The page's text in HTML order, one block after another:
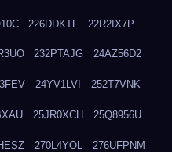
226DDKTL 22R2IX7P
232PTAJG 24AZ56D2
24YV1LVI 252T7VNK
25JR0XCH 25Q8956U
270L4YOL 276UFPNM